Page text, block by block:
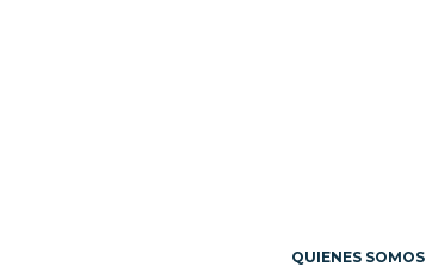
QUIENES SOMOS